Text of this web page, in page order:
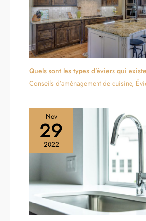
Quels sont les types d’éviers qui
Conseils d’aménagement de cuisine,
Nov
29
2022